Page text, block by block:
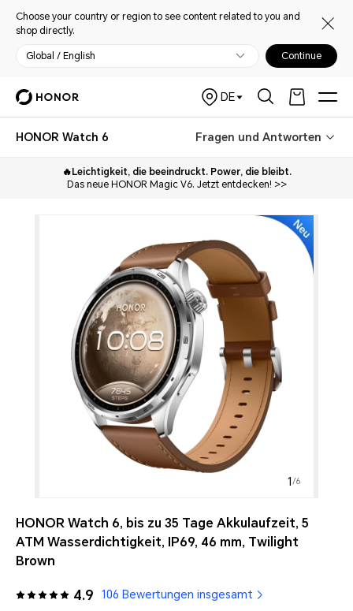
Choose your country or region to see content related to you and
shop directly.
Global / English Continue
DE
HONOR Watch 6 Fragen und Antworten
🔥Leichtigkeit, die beeindruckt. Power, die bleibt.
Das neue HONOR Magic V6. Jetzt entdecken! >>
1 /6
HONOR Watch 6, bis zu 35 Tage Akkulaufzeit, 5
ATM Wasserdichtigkeit, IP69, 46 mm, Twilight
Brown
4.9 106 Bewertungen insgesamt